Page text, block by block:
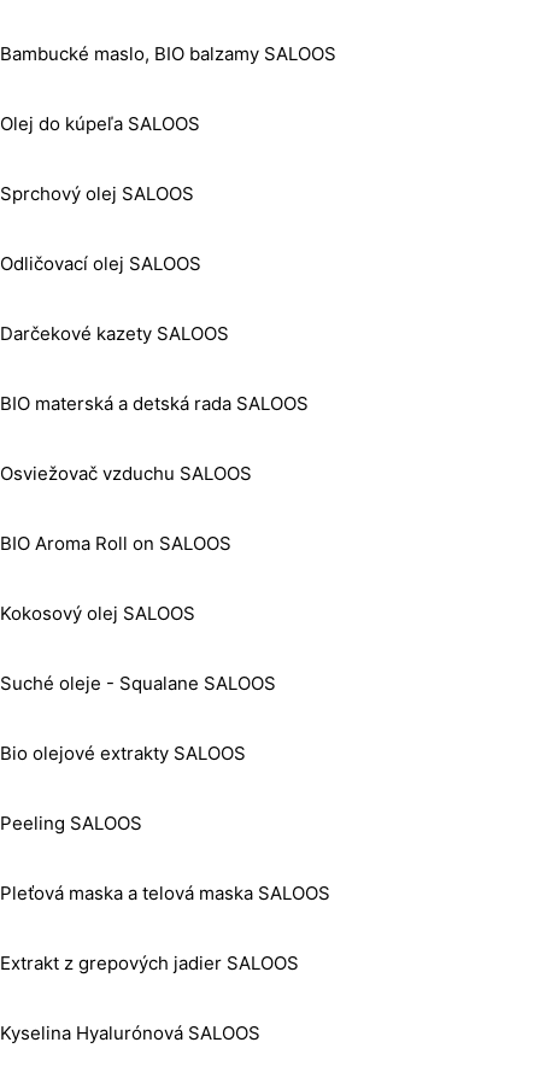
Bambucké maslo, BIO balzamy SALOOS
Olej do kúpeľa SALOOS
Sprchový olej SALOOS
Odličovací olej SALOOS
Darčekové kazety SALOOS
BIO materská a detská rada SALOOS
Osviežovač vzduchu SALOOS
BIO Aroma Roll on SALOOS
Kokosový olej SALOOS
Suché oleje - Squalane SALOOS
Bio olejové extrakty SALOOS
Peeling SALOOS
Pleťová maska a telová maska SALOOS
Extrakt z grepových jadier SALOOS
Kyselina Hyalurónová SALOOS